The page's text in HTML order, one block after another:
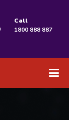
Call
1800 888 887